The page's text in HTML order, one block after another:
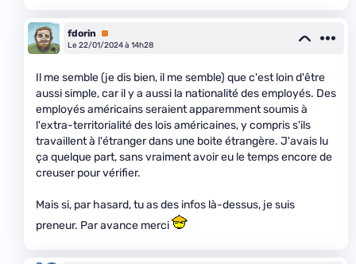
fdorin
Premium
Le 22/01/2024 à 14h28
Il me semble (je dis bien, il me semble) que c'est loin d'être
aussi simple, car il y a aussi la nationalité des employés. Des
employés américains seraient apparemment soumis à
l'extra-territorialité des lois américaines, y compris s'ils
travaillent à l'étranger dans une boite étrangère. J'avais lu
ça quelque part, sans vraiment avoir eu le temps encore de
creuser pour vérifier.
Mais si, par hasard, tu as des infos là-dessus, je suis
preneur. Par avance merci